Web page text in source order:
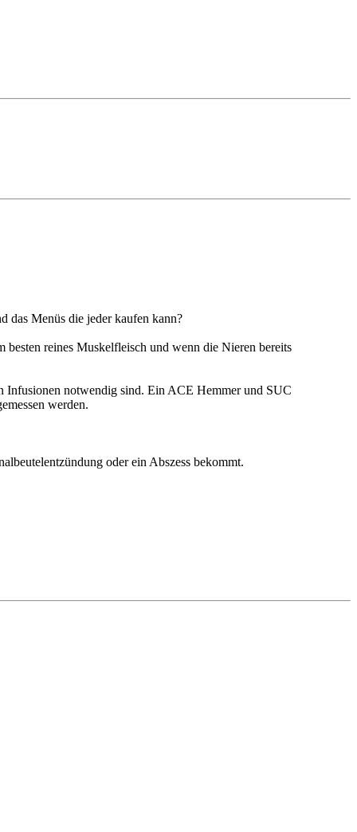
das Menüs die jeder kaufen kann?
reines Muskelfleisch und wenn die Nieren bereits
Infusionen notwendig sind. Ein ACE Hemmer und SUC
werden.
oder ein Abszess bekommt.